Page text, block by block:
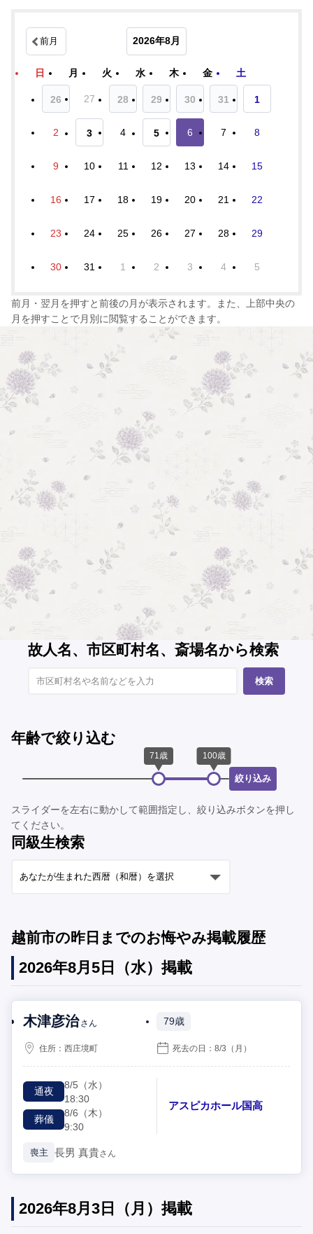
前月 2026年8月
日 月 火 水 木 金 土
26 27 28 29 30 31 1
2 3 4 5 6 7 8
9 10 11 12 13 14 15
16 17 18 19 20 21 22
23 24 25 26 27 28 29
30 31 1 2 3 4 5
前月・翌月を押すと前後の月が表示されます。また、上部中央の
月を押すことで月別に閲覧することができます。
故人名、市区町村名、斎場名から検索
検索
年齢で絞り込む
絞り込み
スライダーを左右に動かして範囲指定し、絞り込みボタンを押し
てください。
同級生検索
越前市の昨日までのお悔やみ掲載履歴
2026年8月5日（水）掲載
木津彦治 さん 79歳
住所：西庄境町 死去の日：8/3 （月）
通夜
8/5 （水）
18:30
葬儀
8/6 （木）
9:30
アスピカホール国高
喪主 長男 真貴さん
2026年8月3日（月）掲載